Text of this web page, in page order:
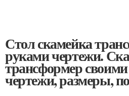
Стол скамейка
руками чертежи.
трансформер
чертежи, размеры,